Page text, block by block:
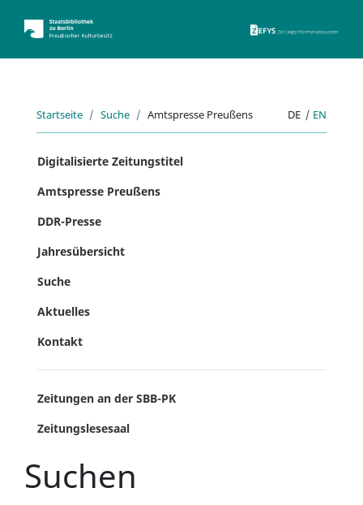
Startseite Suche Amtspresse Preußens DE | EN
Digitalisierte Zeitungstitel
Amtspresse Preußens
DDR-Presse
Jahresübersicht
Suche
Aktuelles
Kontakt
Zeitungen an der SBB-PK
Zeitungslesesaal
Suchen